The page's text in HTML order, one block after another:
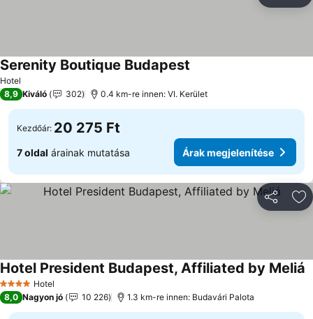
Hotel
Serenity Boutique Budapest
8,9 Kiváló 302 0.4 km-re innen: VI. Kerület
Kezdőár: 20 275 Ft
7 oldal árainak mutatása Árak megjelenítése
4 KategóriaHotel
Hotel President Budapest, Affiliated by Meliá
8,0 Nagyon jó 10 226 1.3 km-re innen: Budavári Palota